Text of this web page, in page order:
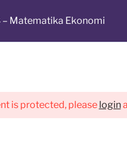
Pengumuman
– Matematika Ekonomi
is protected, please login